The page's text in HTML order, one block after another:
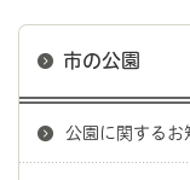
市の公園
公園に関するお